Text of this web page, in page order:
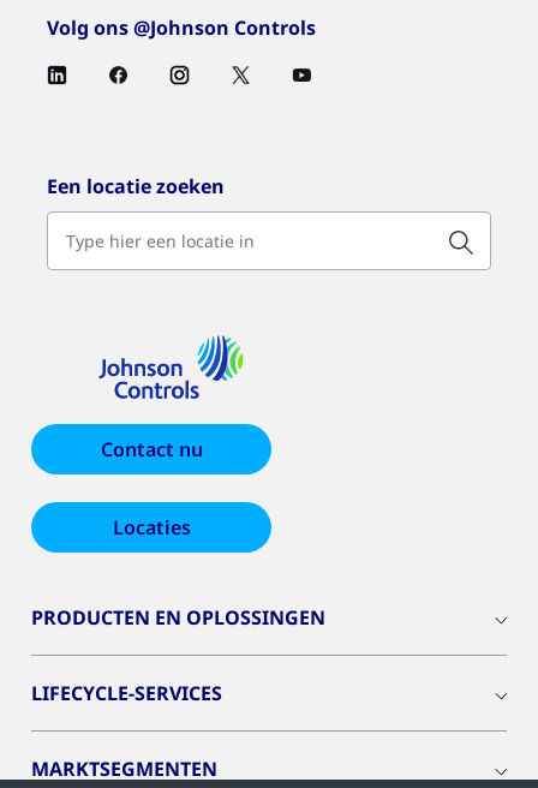
Volg ons @Johnson Controls
Een locatie zoeken
Contact nu
Locaties
PRODUCTEN EN OPLOSSINGEN
LIFECYCLE-SERVICES
MARKTSEGMENTEN